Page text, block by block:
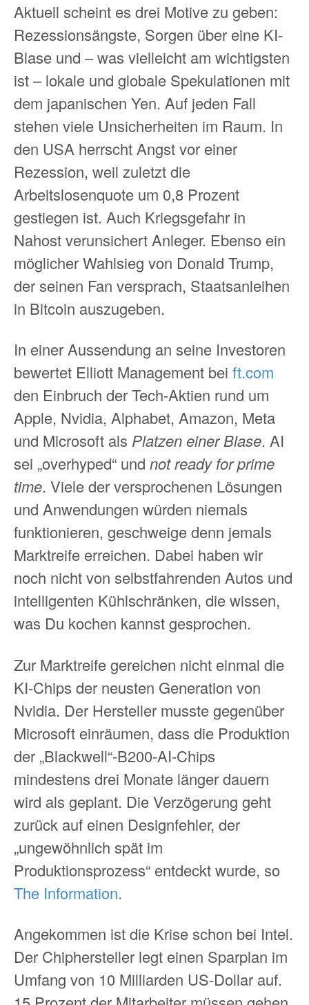
Aktuell scheint es drei Motive zu geben:
Rezessionsängste, Sorgen über eine KI-
Blase und – was vielleicht am wichtigsten
ist – lokale und globale Spekulationen mit
dem japanischen Yen. Auf jeden Fall
stehen viele Unsicherheiten im Raum. In
den USA herrscht Angst vor einer
Rezession, weil zuletzt die
Arbeitslosenquote um 0,8 Prozent
gestiegen ist. Auch Kriegsgefahr in
Nahost verunsichert Anleger. Ebenso ein
möglicher Wahlsieg von Donald Trump,
der seinen Fan versprach, Staatsanleihen
in Bitcoin auszugeben.
In einer Aussendung an seine Investoren
bewertet Elliott Management bei ft.com
den Einbruch der Tech-Aktien rund um
Apple, Nvidia, Alphabet, Amazon, Meta
und Microsoft als Platzen einer Blase. AI
sei „overhyped“ und not ready for prime
time. Viele der versprochenen Lösungen
und Anwendungen würden niemals
funktionieren, geschweige denn jemals
Marktreife erreichen. Dabei haben wir
noch nicht von selbstfahrenden Autos und
intelligenten Kühlschränken, die wissen,
was Du kochen kannst gesprochen.
Zur Marktreife gereichen nicht einmal die
KI-Chips der neusten Generation von
Nvidia. Der Hersteller musste gegenüber
Microsoft einräumen, dass die Produktion
der „Blackwell“-B200-AI-Chips
mindestens drei Monate länger dauern
wird als geplant. Die Verzögerung geht
zurück auf einen Designfehler, der
„ungewöhnlich spät im
Produktionsprozess“ entdeckt wurde, so
The Information.
Angekommen ist die Krise schon bei Intel.
Der Chiphersteller legt einen Sparplan im
Umfang von 10 Milliarden US-Dollar auf.